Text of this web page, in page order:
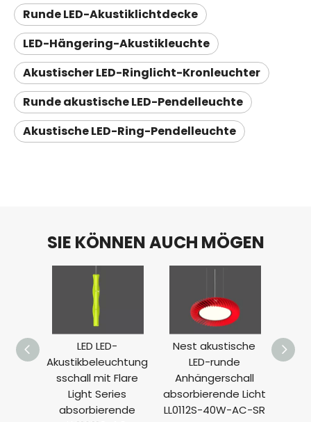
Runde LED-Akustiklichtdecke
LED-Hängering-Akustikleuchte
Akustischer LED-Ringlicht-Kronleuchter
Runde akustische LED-Pendelleuchte
Akustische LED-Ring-Pendelleuchte
SIE KÖNNEN AUCH MÖGEN
LED LED-
Akustikbeleuchtung
sschall mit Flare
Light Series
absorbierende
Nest akustische
LED-runde
Anhängerschall
absorbierende Licht
LL0112S-40W-AC-SR